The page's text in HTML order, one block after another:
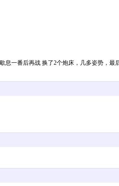
番后再战 换了2个炮床，几多姿势，最